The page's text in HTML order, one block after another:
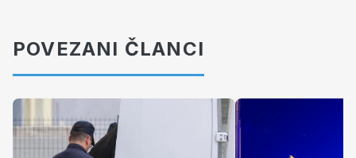
POVEZANI ČLANCI